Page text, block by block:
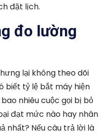
đặt lịch.
đo lường
lại không theo dõi
biết tỷ lệ bắt máy hiện
nhiêu cuộc gọi bị bỏ
đạt mức nào hay nhân
nhất? Nếu câu trả lời là